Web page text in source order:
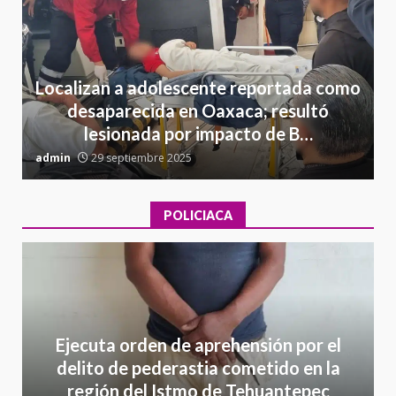
Localizan a adolescente reportada como
desaparecida en Oaxaca; resultó
lesionada por impacto de B…
admin 29 septiembre 2025
POLICIACA
Ejecuta orden de aprehensión por el
delito de pederastia cometido en la
región del Istmo de Tehuantepec